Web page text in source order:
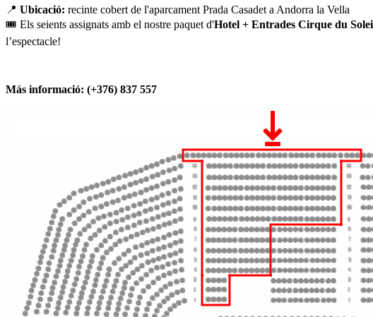
📍 Ubicació: recinte cobert de l'aparcament Prada Casadet a Andorra la Vella
🎟️ Els seients assignats amb el nostre paquet d'Hotel + Entrades Cirque du
l’espectacle!
Más informació: (+376) 837 557